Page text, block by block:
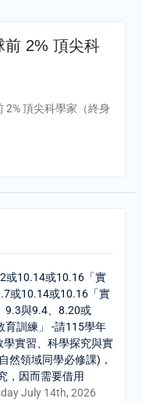
前 2% 頂尖科
2% 頂尖科學家（終身
或10.14或10.16「實
或10.14或10.16「實
9.3與9.4、8.20或
育訓練」 -請115學年
實習、科學探究與實
然領域同學必修課)，
，因而需要借用
July 14th, 2026